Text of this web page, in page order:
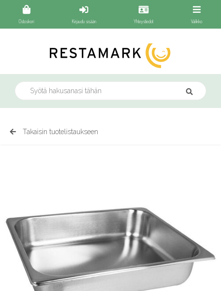
Takaisin tuotelistaukseen
Ostoskori Kirjaudu sisään Yhteystiedot Valikko